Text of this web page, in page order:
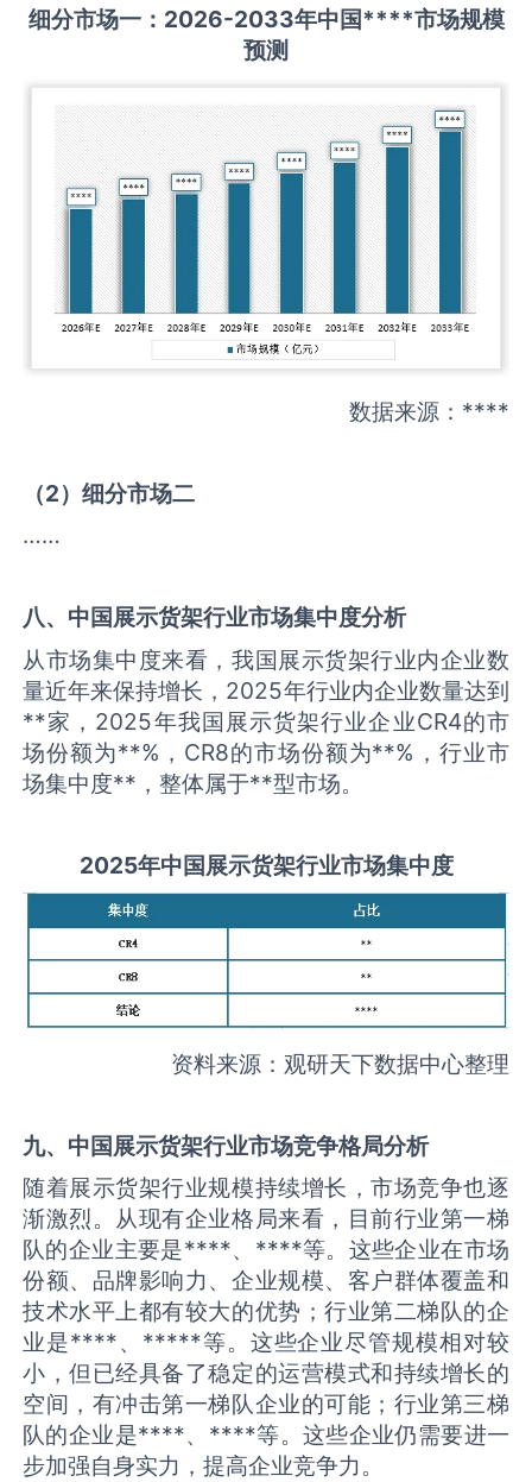
细分市场一： 2026-2033年中国****市场规模
预测
数据来源：****
（2）细分市场二
……
八、中国展示货架行业市场集中度分析
从市场集中度来看，我国展示货架行业内企业数
量近年来保持增长，2025年行业内企业数量达到
**家，2025年我国展示货架行业企业CR4的市
场份额为**%，CR8的市场份额为**%，行业市
场集中度**，整体属于**型市场。
2025年中国展示货架行业市场集中度
资料来源：观研天下数据中心整理
九、中国展示货架行业市场竞争格局分析
随着展示货架行业规模持续增长，市场竞争也逐
渐激烈。从现有企业格局来看，目前行业第一梯
队的企业主要是****、****等。这些企业在市场
份额、品牌影响力、企业规模、客户群体覆盖和
技术水平上都有较大的优势；行业第二梯队的企
业是****、*****等。这些企业尽管规模相对较
小，但已经具备了稳定的运营模式和持续增长的
空间，有冲击第一梯队企业的可能；行业第三梯
队的企业是****、****等。这些企业仍需要进一
步加强自身实力，提高企业竞争力。